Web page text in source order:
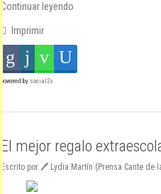
Continuar leyendo
Imprimir
powered by social2s
El mejor regalo
Escrito por 🖊 Lydia Martín (Prensa Cante